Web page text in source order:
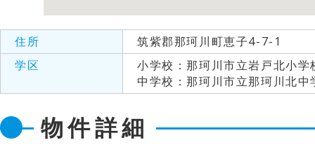
住所
筑紫郡那珂川町恵子4-7-1
学区
小学校：那珂川市立岩戸北小学
中学校：那珂川市立那珂川北中
物件詳細